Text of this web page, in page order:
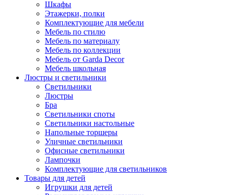
Шкафы
Этажерки, полки
Комплектующие для мебели
Мебель по стилю
Мебель по материалу
Мебель по коллекции
Мебель от Garda Decor
Мебель школьная
Люстры и светильники
Светильники
Люстры
Бра
Светильники споты
Светильники настольные
Напольные торшеры
Уличные светильники
Офисные светильники
Лампочки
Комплектующие для светильников
Товары для детей
Игрушки для детей